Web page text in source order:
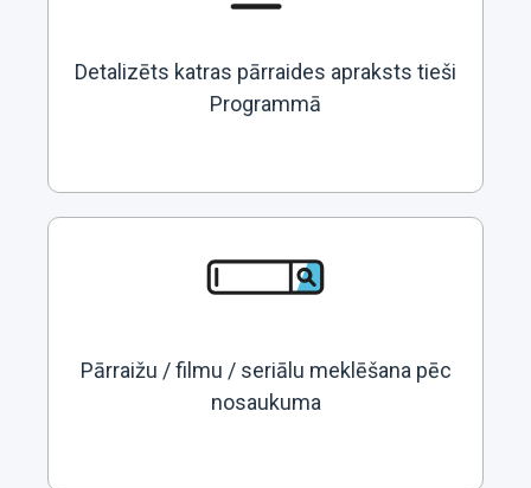
Detalizēts katras pārraides apraksts tieši
Programmā
Pārraižu / filmu / seriālu meklēšana pēc
nosaukuma